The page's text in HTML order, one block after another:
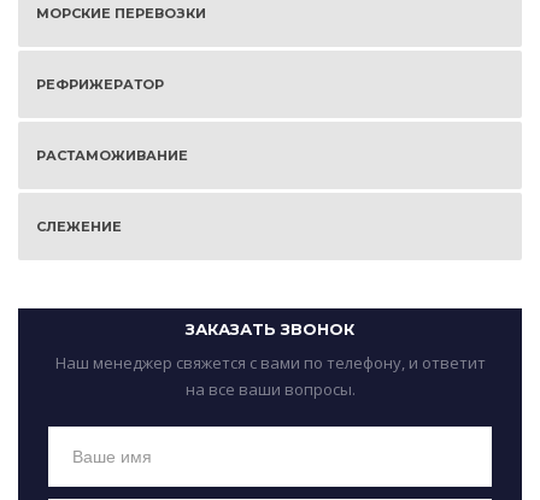
МОРСКИЕ ПЕРЕВОЗКИ
РЕФРИЖЕРАТОР
РАСТАМОЖИВАНИЕ
СЛЕЖЕНИЕ
ЗАКАЗАТЬ ЗВОНОК
Наш менеджер свяжется с вами по телефону, и ответит
на все ваши вопросы.